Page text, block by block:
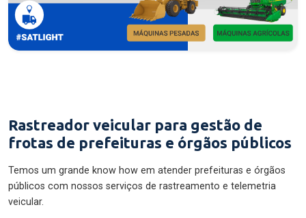
Rastreador veicular para gestão de
frotas de prefeituras e órgãos públicos
Temos um grande know how em atender prefeituras e órgãos
públicos com nossos serviços de rastreamento e telemetria
veicular.